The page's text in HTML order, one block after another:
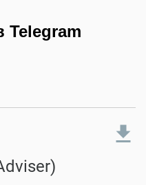
Telegram
file_download